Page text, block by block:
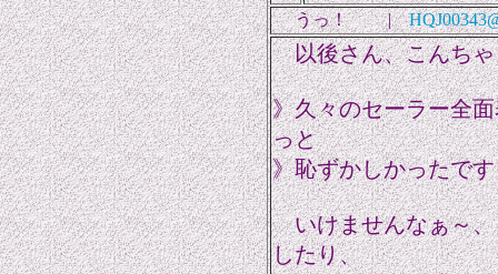
うっ！ |
以後さん、こんち
》久々のセーラー全
っと
》恥ずかしかったです
いけませんなぁ～、
したり、